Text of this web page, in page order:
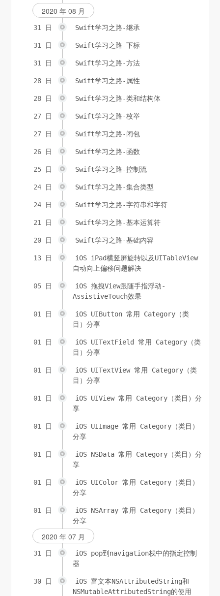
2020 年 08 月
31 日 Swift学习之路-继承
31 日 Swift学习之路-下标
31 日 Swift学习之路-方法
28 日 Swift学习之路-属性
28 日 Swift学习之路-类和结构体
27 日 Swift学习之路-枚举
27 日 Swift学习之路-闭包
26 日 Swift学习之路-函数
25 日 Swift学习之路-控制流
24 日 Swift学习之路-集合类型
24 日 Swift学习之路-字符串和字符
21 日 Swift学习之路-基本运算符
20 日 Swift学习之路-基础内容
13 日
iOS iPad横竖屏旋转以及UITableView
自动向上偏移问题解决
05 日
iOS 拖拽View跟随手指浮动-
AssistiveTouch效果
01 日
iOS UIButton 常用 Category（类
目）分享
01 日
iOS UITextField 常用 Category（类
目）分享
01 日
iOS UITextView 常用 Category（类
目）分享
01 日
iOS UIView 常用 Category（类目）分
享
01 日
iOS UIImage 常用 Category（类目）
分享
01 日
iOS NSData 常用 Category（类目）分
享
01 日
iOS UIColor 常用 Category（类目）
分享
01 日
iOS NSArray 常用 Category（类目）
分享
2020 年 07 月
31 日
iOS pop到navigation栈中的指定控制
器
30 日
iOS 富文本NSAttributedString和
NSMutableAttributedString的使用